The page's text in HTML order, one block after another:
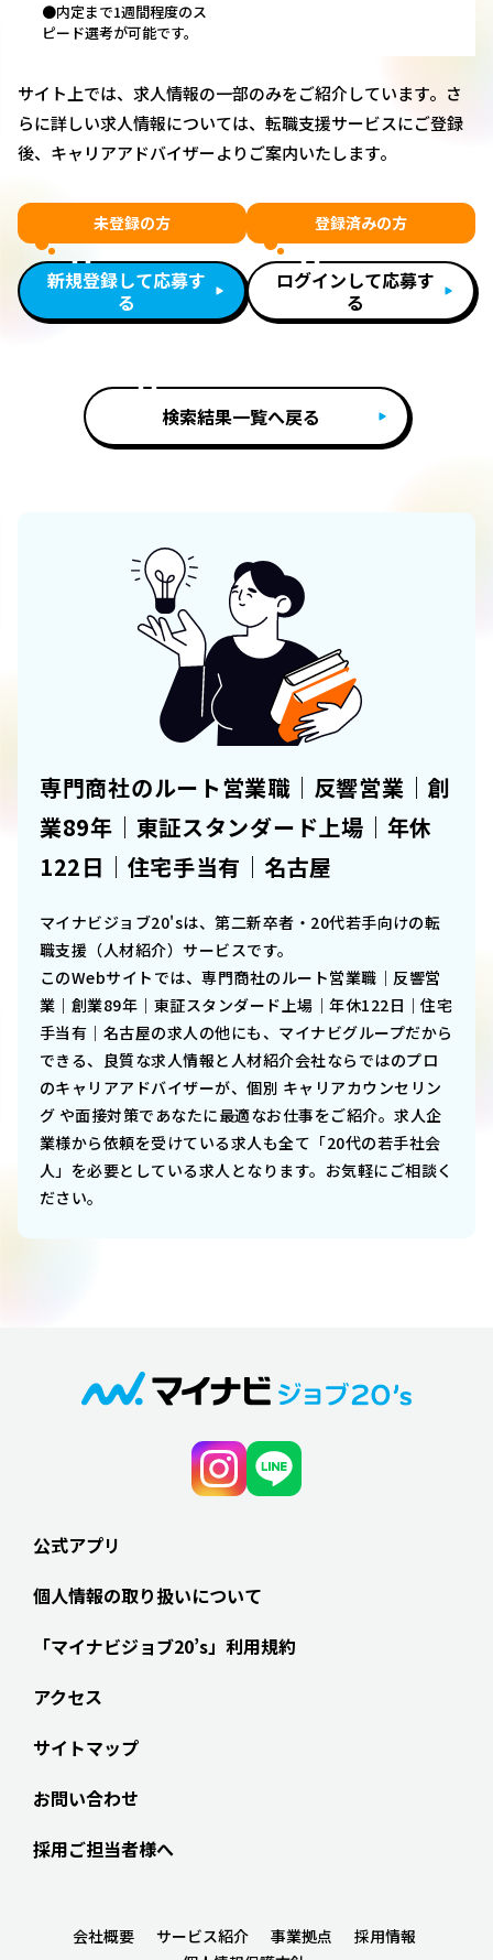
●内定まで1週間程度のス
ピード選考が可能です。
サイト上では、求人情報の一部のみをご紹介しています。さ
らに詳しい求人情報については、転職支援サービスにご登録
後、キャリアアドバイザーよりご案内いたします。
未登録の方
新規登録して応募す
る
登録済みの方
ログインして応募す
る
検索結果一覧へ戻る
専門商社のルート営業職｜反響営業｜創
業89年｜東証スタンダード上場｜年休
122日｜住宅手当有｜名古屋
マイナビジョブ20'sは、第二新卒者・20代若手向けの転
職支援（人材紹介）サービスです。
このWebサイトでは、専門商社のルート営業職｜反響営
業｜創業89年｜東証スタンダード上場｜年休122日｜住宅
手当有｜名古屋の求人の他にも、マイナビグループだから
できる、良質な求人情報と人材紹介会社ならではのプロ
のキャリアアドバイザーが、個別 キャリアカウンセリン
グ や面接対策であなたに最適なお仕事をご紹介。求人企
業様から依頼を受けている求人も全て「20代の若手社会
人」を必要としている求人となります。お気軽にご相談く
ださい。
公式アプリ
個人情報の取り扱いについて
「マイナビジョブ20’s」利用規約
アクセス
サイトマップ
お問い合わせ
採用ご担当者様へ
会社概要 サービス紹介 事業拠点
採用情報